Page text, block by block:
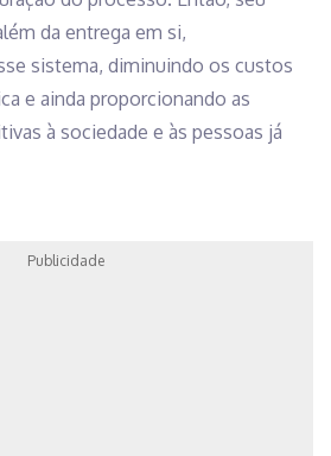
da entrega em si,
sistema, diminuindo os custos
e ainda proporcionando as
à sociedade e às pessoas já
Publicidade